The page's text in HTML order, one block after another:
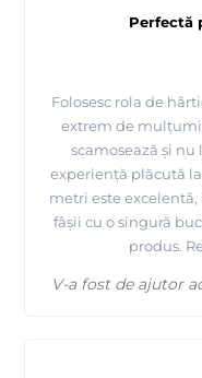
Perfectă
Folosesc rola de
extrem de
scamosează și nu
experiență plăcută
metri este excelentă,
fâșii cu o singură
produs.
V-a fost de ajutor